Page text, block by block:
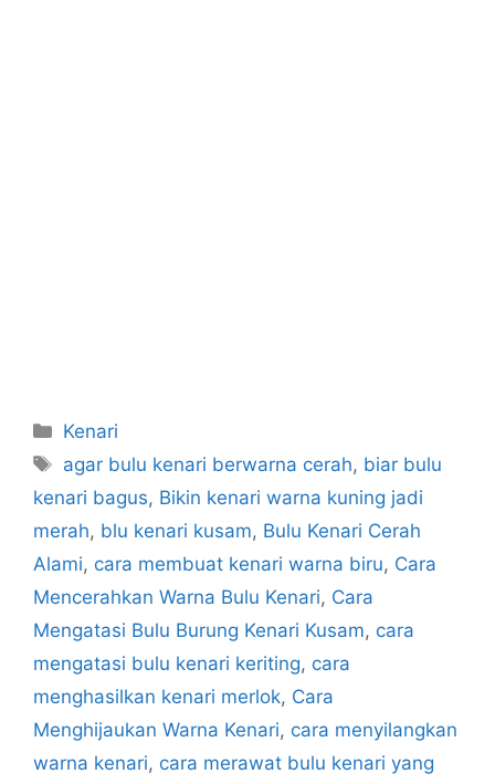
Categories
Kenari
Tags
agar bulu kenari berwarna cerah, biar bulu
kenari bagus, Bikin kenari warna kuning jadi
merah, blu kenari kusam, Bulu Kenari Cerah
Alami, cara membuat kenari warna biru, Cara
Mencerahkan Warna Bulu Kenari, Cara
Mengatasi Bulu Burung Kenari Kusam, cara
mengatasi bulu kenari keriting, cara
menghasilkan kenari merlok, Cara
Menghijaukan Warna Kenari, cara menyilangkan
warna kenari, cara merawat bulu kenari yang